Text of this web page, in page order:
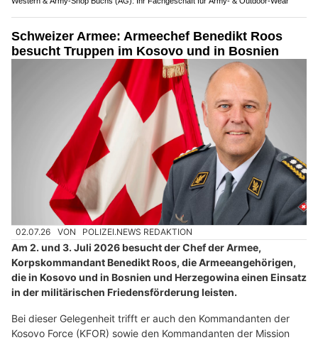
Schweizer Armee: Armeechef Benedikt Roos
besucht Truppen im Kosovo und in Bosnien
02.07.26 VON POLIZEI.NEWS REDAKTION
Am 2. und 3. Juli 2026 besucht der Chef der Armee,
Korpskommandant Benedikt Roos, die Armeeangehörigen,
die in Kosovo und in Bosnien und Herzegowina einen Einsatz
in der militärischen Friedensförderung leisten.
Bei dieser Gelegenheit trifft er auch den Kommandanten der
Kosovo Force (KFOR) sowie den Kommandanten der Mission